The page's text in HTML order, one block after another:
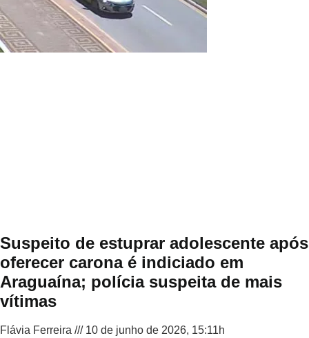
Suspeito de estuprar adolescente após
oferecer carona é indiciado em
Araguaína; polícia suspeita de mais
vítimas
Flávia Ferreira
10 de junho de 2026, 15:11h